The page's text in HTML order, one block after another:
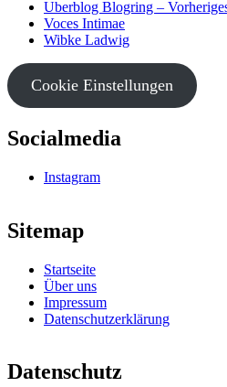
Uberblog Blogring –
Voces Intimae
Wibke Ladwig
Cookie Einstellungen
Socialmedia
Instagram
Sitemap
Startseite
Über uns
Impressum
Datenschutzerklärung
Datenschutz